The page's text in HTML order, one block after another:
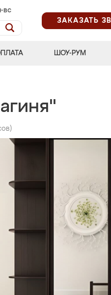
вс
ЗАКАЗАТЬ
ШОУ-РУМ